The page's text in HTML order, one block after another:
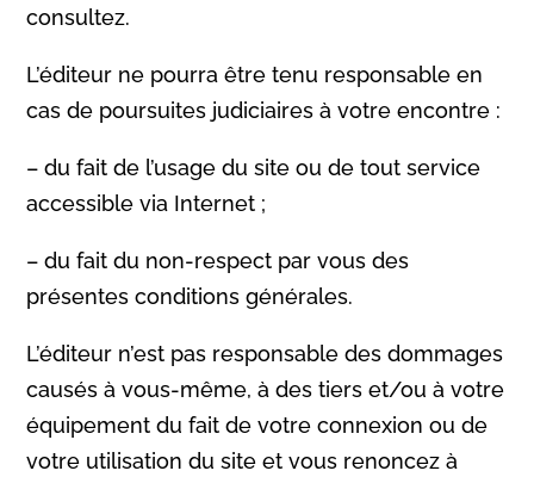
consultez.
L’éditeur ne pourra être tenu responsable en
cas de poursuites judiciaires à votre encontre :
– du fait de l’usage du site ou de tout service
accessible via Internet ;
– du fait du non-respect par vous des
présentes conditions générales.
L’éditeur n’est pas responsable des dommages
causés à vous-même, à des tiers et/ou à votre
équipement du fait de votre connexion ou de
votre utilisation du site et vous renoncez à